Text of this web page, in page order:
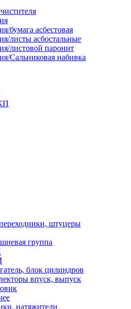
бумага асбестовая
листы асбостальные
листовой паронит
Сальниковая набивка
штуцеры
группа
блок цилиндров
впуск, выпуск
натяжители